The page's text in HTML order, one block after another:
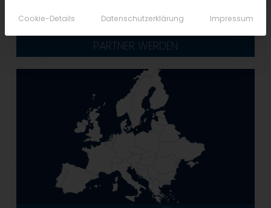
PARTNER WERDEN
Cookie-Details Datenschutzerklärung Impressum